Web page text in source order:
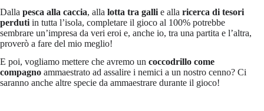
Dalla pesca alla caccia, alla lotta tra galli e alla ricerca di tesori
perduti in tutta l’isola, completare il gioco al 100% potrebbe
sembrare un’impresa da veri eroi e, anche io, tra una partita e l’altra,
proverò a fare del mio meglio!
E poi, vogliamo mettere che avremo un coccodrillo come
compagno ammaestrato ad assalire i nemici a un nostro cenno? Ci
saranno anche altre specie da ammaestrare durante il gioco!